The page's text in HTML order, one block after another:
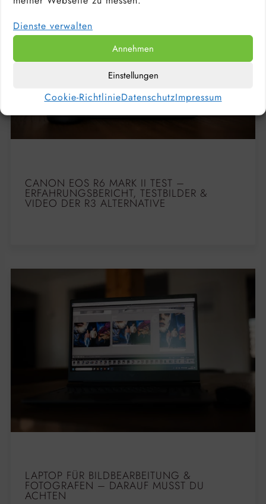
Dienste verwalten
Annehmen
Einstellungen
Cookie-RichtlinieDatenschutzImpressum
CANON EOS R6 MARK II TEST –
ERFAHRUNGSBERICHT, TESTBILDER &
VIDEO DER R3 ALTERNATIVE
LAPTOP FÜR BILDBEARBEITUNG &
FOTOGRAFEN – DARAUF MUSST DU
ACHTEN